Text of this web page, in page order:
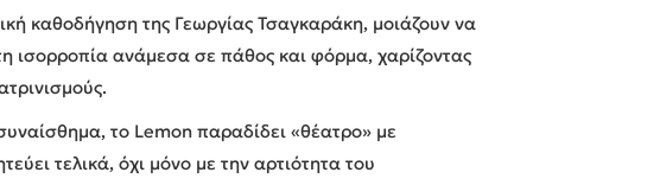
καθοδήγηση της Γεωργίας Τσαγκαράκη, μοιάζουν να
ισορροπία ανάμεσα σε πάθος και φόρμα, χαρίζοντας
το Lemon παραδίδει «θέατρο» με
τελικά, όχι μόνο με την αρτιότητα του